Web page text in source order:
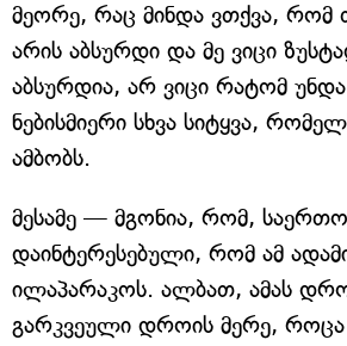
მეორე, რაც მინდა ვთქვა, რომ
არის აბსურდი და მე ვიცი
აბსურდია, არ ვიცი რატომ
ნებისმიერი სხვა სიტყვა,
ამბობს.
მესამე — მგონია, რომ,
დაინტერესებული, რომ ამ
ილაპარაკოს. ალბათ, ამას
გარკვეული დროის მერე, როცა